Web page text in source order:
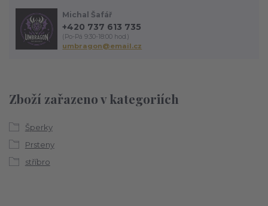
Zboží zařazeno v kategoriích
Šperky
Prsteny
stříbro
Michal Šafář
+420 737 613 735
(Po-Pá 9:30-18:00 hod.)
umbragon@email.cz